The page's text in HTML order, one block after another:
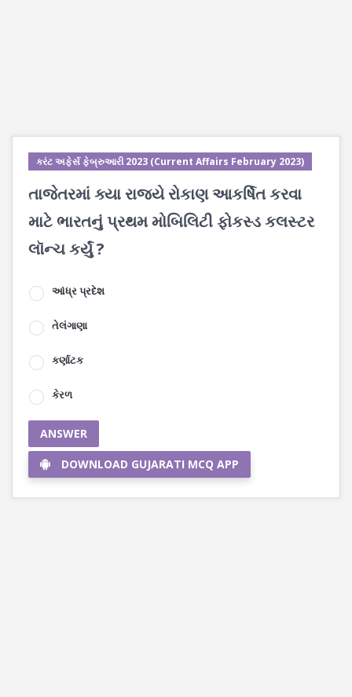
કરંટ અફેર્સ ફેબ્રુઆરી 2023 (Current Affairs February 2023)
તાજેતરમાં ક્યા રાજ્યે રોકાણ આકર્ષિત કરવા
માટે ભારતનું પ્રથમ મોબિલિટી ફોકસ્ડ કલસ્ટર
લૉન્ચ કર્યું ?
આંધ્ર પ્રદેશ
તેલંગાણા
કર્ણાટક
કેરળ
ANSWER
DOWNLOAD GUJARATI MCQ APP